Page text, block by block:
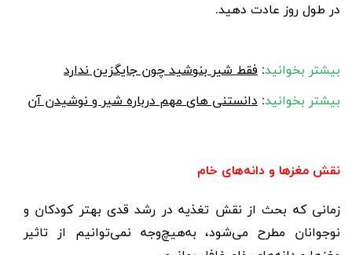
در طول روز عادت دهید.
بیشتر بخوانید: فقط شیر بنوشید چون جایگزین ندارد
بیشتر بخوانید: دانستنی های مهم درباره شیر و نوشیدن آن
نقش مغزها و دانه‌های خام
زمانی که بحث از نقش تغذیه در رشد قدی بهتر کودکان و
نوجوانان مطرح می‌شود، به‌هیچ‌وجه نمی‌توانیم از تاثیر